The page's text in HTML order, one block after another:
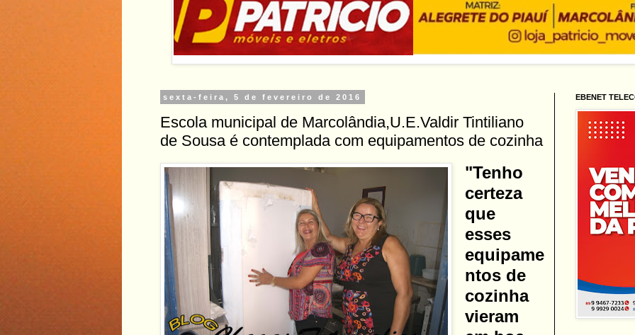
sexta-feira, 5 de fevereiro de 2016
Escola municipal de Marcolândia,U.E.Valdir Tintiliano
de Sousa é contemplada com equipamentos de cozinha
"Tenho
certeza
que
esses
equipame
ntos de
cozinha
vieram
EBENET